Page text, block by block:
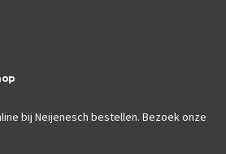
bij Neijenesch bestellen. Bezoek onze